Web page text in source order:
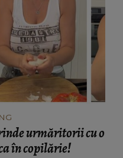
urmăritorii cu o
în copilărie!